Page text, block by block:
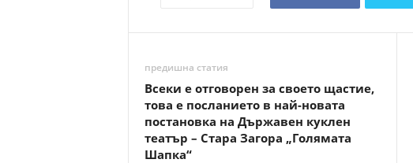
предишна статия
Всеки е отговорен за своето щастие,
това е посланието в най-новата
постановка на Държавен куклен
театър – Стара Загора „Голямата
Шапка“